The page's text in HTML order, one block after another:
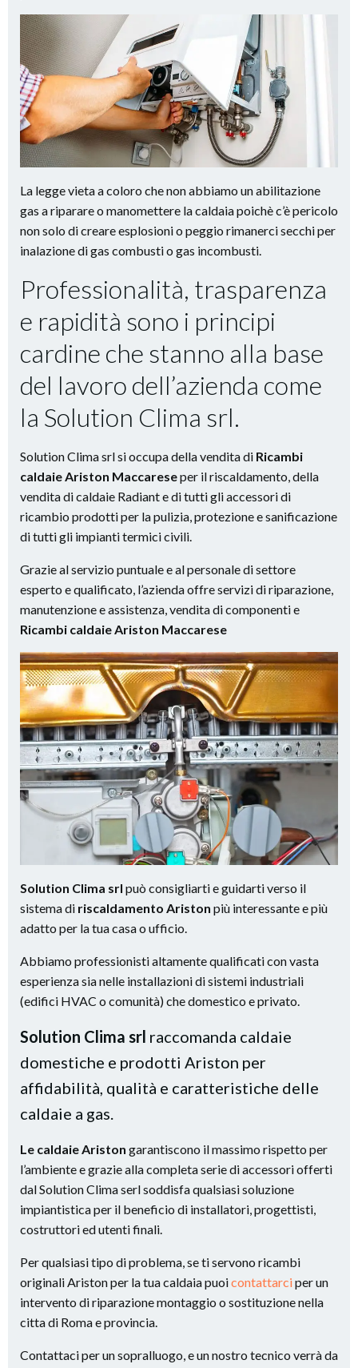
La legge vieta a coloro che non abbiamo un abilitazione
gas a riparare o manomettere la caldaia poichè c’è pericolo
non solo di creare esplosioni o peggio rimanerci secchi per
inalazione di gas combusti o gas incombusti.
Professionalità, trasparenza
e rapidità sono i principi
cardine che stanno alla base
del lavoro dell’azienda come
la Solution Clima srl.
Solution Clima srl si occupa della vendita di Ricambi
caldaie Ariston Maccareseper il riscaldamento, della
vendita di caldaie Radiant e di tutti gli accessori di
ricambio prodotti per la pulizia, protezione e sanificazione
di tutti gli impianti termici civili.
Grazie al servizio puntuale e al personale di settore
esperto e qualificato, l’azienda offre servizi di riparazione,
manutenzione e assistenza, vendita di componenti e
Ricambi caldaie Ariston Maccarese
Solution Clima srl può consigliarti e guidarti verso il
sistema di riscaldamento Ariston più interessante e più
adatto per la tua casa o ufficio.
Abbiamo professionisti altamente qualificati con vasta
esperienza sia nelle installazioni di sistemi industriali
(edifici HVAC o comunità) che domestico e privato.
Solution Clima srl raccomanda caldaie
domestiche e prodotti Ariston per
affidabilità, qualità e caratteristiche delle
caldaie a gas.
Le caldaie Ariston garantiscono il massimo rispetto per
l’ambiente e grazie alla completa serie di accessori offerti
dal Solution Clima serl soddisfa qualsiasi soluzione
impiantistica per il beneficio di installatori, progettisti,
costruttori ed utenti finali.
Per qualsiasi tipo di problema, se ti servono ricambi
originali Ariston per la tua caldaia puoicontattarciper un
intervento di riparazione montaggio o sostituzione nella
citta di Roma e provincia.
Contattaci per un sopralluogo, e un nostro tecnico verrà da